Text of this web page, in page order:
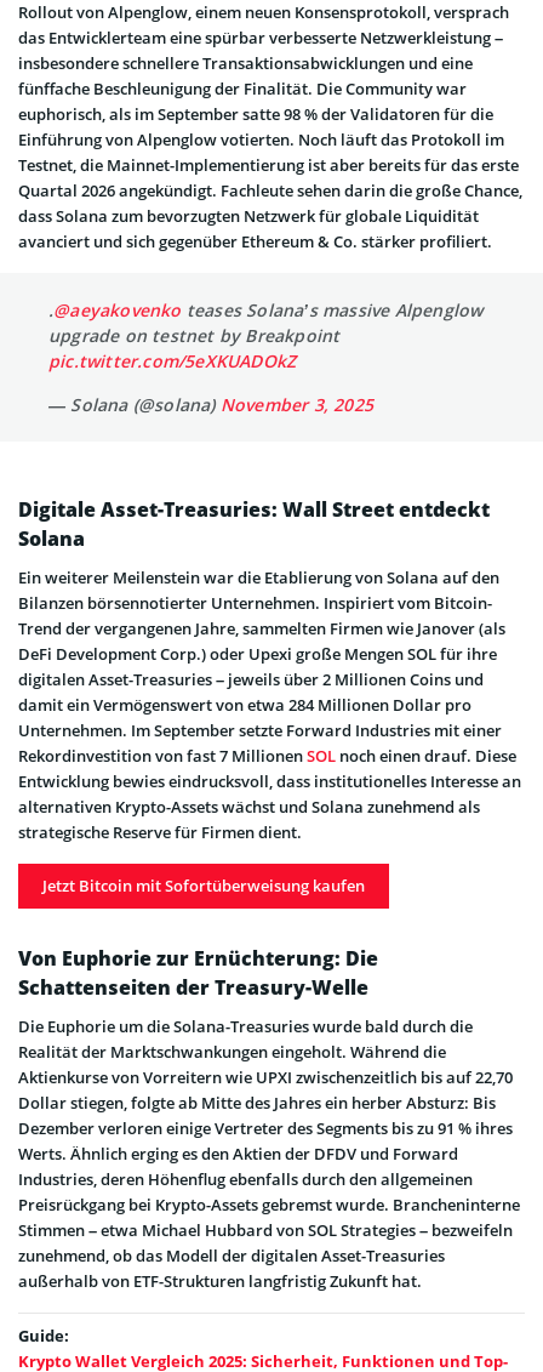
Rollout von Alpenglow, einem neuen Konsensprotokoll, versprach
das Entwicklerteam eine spürbar verbesserte Netzwerkleistung –
insbesondere schnellere Transaktionsabwicklungen und eine
fünffache Beschleunigung der Finalität. Die Community war
euphorisch, als im September satte 98 % der Validatoren für die
Einführung von Alpenglow votierten. Noch läuft das Protokoll im
Testnet, die Mainnet-Implementierung ist aber bereits für das erste
Quartal 2026 angekündigt. Fachleute sehen darin die große Chance,
dass Solana zum bevorzugten Netzwerk für globale Liquidität
avanciert und sich gegenüber Ethereum & Co. stärker profiliert.
.@aeyakovenko teases Solana’s massive Alpenglow
upgrade on testnet by Breakpoint
pic.twitter.com/5eXKUADOkZ
— Solana (@solana) November 3, 2025
Digitale Asset-Treasuries: Wall Street entdeckt
Solana
Ein weiterer Meilenstein war die Etablierung von Solana auf den
Bilanzen börsennotierter Unternehmen. Inspiriert vom Bitcoin-
Trend der vergangenen Jahre, sammelten Firmen wie Janover (als
DeFi Development Corp.) oder Upexi große Mengen SOL für ihre
digitalen Asset-Treasuries – jeweils über 2 Millionen Coins und
damit ein Vermögenswert von etwa 284 Millionen Dollar pro
Unternehmen. Im September setzte Forward Industries mit einer
Rekordinvestition von fast 7 MillionenSOL noch einen drauf. Diese
Entwicklung bewies eindrucksvoll, dass institutionelles Interesse an
alternativen Krypto-Assets wächst und Solana zunehmend als
strategische Reserve für Firmen dient.
Jetzt Bitcoin mit Sofortüberweisung kaufen
Von Euphorie zur Ernüchterung: Die
Schattenseiten der Treasury-Welle
Die Euphorie um die Solana-Treasuries wurde bald durch die
Realität der Marktschwankungen eingeholt. Während die
Aktienkurse von Vorreitern wie UPXI zwischenzeitlich bis auf 22,70
Dollar stiegen, folgte ab Mitte des Jahres ein herber Absturz: Bis
Dezember verloren einige Vertreter des Segments bis zu 91 % ihres
Werts. Ähnlich erging es den Aktien der DFDV und Forward
Industries, deren Höhenflug ebenfalls durch den allgemeinen
Preisrückgang bei Krypto-Assets gebremst wurde. Brancheninterne
Stimmen – etwa Michael Hubbard von SOL Strategies – bezweifeln
zunehmend, ob das Modell der digitalen Asset-Treasuries
außerhalb von ETF-Strukturen langfristig Zukunft hat.
Guide:
Krypto Wallet Vergleich 2025: Sicherheit, Funktionen und Top-